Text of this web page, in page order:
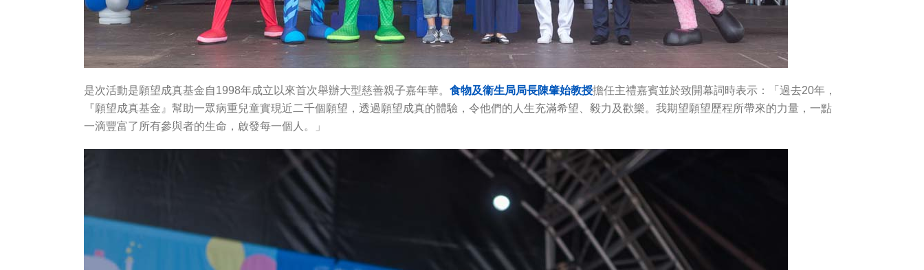
是次活動是願望成真基金自1998年成立以來首次舉辦大型慈善親子嘉年華。 食物及衞生局局長陳肇始教授擔任主禮嘉賓並於致開幕詞時表示：「過去20年，
『願望成真基金』幫助一眾病重兒童實現近二千個願望，透過願望成真的體驗，令他們的人生充滿希望、毅力及歡樂。我期望願望歷程所帶來的力量，一點
一滴豐富了所有參與者的生命，啟發每一個人。」